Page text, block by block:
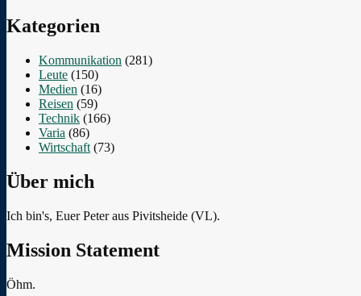
Kategorien
Kommunikation (281)
Leute (150)
Medien (16)
Reisen (59)
Technik (166)
Varia (86)
Wirtschaft (73)
Über mich
Ich bin's, Euer Peter aus Pivitsheide (VL).
Mission Statement
Öhm.